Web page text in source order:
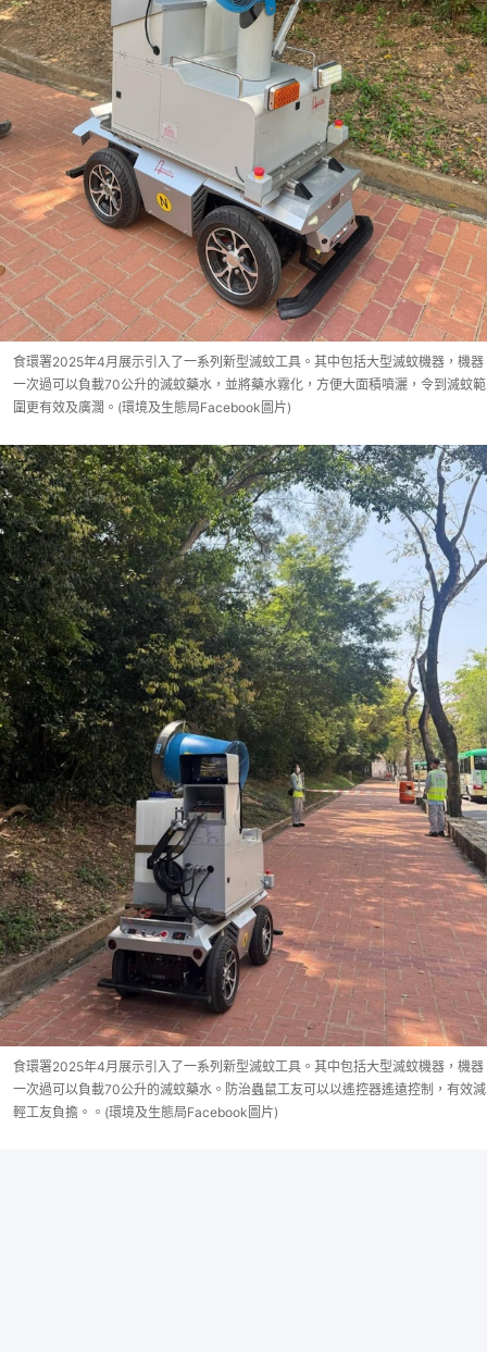
食環署2025年4月展示引入了一系列新型滅蚊工具。其中包括大型滅蚊機器，機器
一次過可以負載70公升的滅蚊藥水，並將藥水霧化，方便大面積噴灑，令到滅蚊範
圍更有效及廣濶。(環境及生態局Facebook圖片)
食環署2025年4月展示引入了一系列新型滅蚊工具。其中包括大型滅蚊機器，機器
一次過可以負載70公升的滅蚊藥水。防治蟲鼠工友可以以遙控器遙遠控制，有效減
輕工友負擔。。(環境及生態局Facebook圖片)